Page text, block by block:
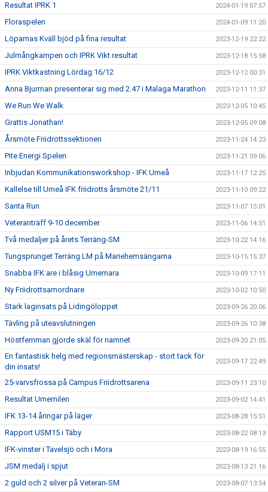
Resultat IPRK 1 2024-01-19 07:57
Floraspelen 2024-01-09 11:20
Löparnas Kväll bjöd på fina resultat 2023-12-19 22:22
Julmångkampen och IPRK Vikt resultat 2023-12-18 15:58
IPRK Viktkastning Lördag 16/12 2023-12-12 00:31
Anna Bjurman presenterar sig med 2.47 i Malaga Marathon 2023-12-11 11:37
We Run We Walk 2023-12-05 10:45
Grattis Jonathan! 2023-12-05 09:08
Årsmöte Friidrottssektionen 2023-11-24 14:23
Pite Energi Spelen 2023-11-21 09:06
Inbjudan Kommunikationsworkshop - IFK Umeå 2023-11-17 12:25
Kallelse till Umeå IFK friidrotts årsmöte 21/11 2023-11-10 09:22
Santa Run 2023-11-07 15:01
Veteranträff 9-10 december 2023-11-06 14:51
Två medaljer på årets Terräng-SM 2023-10-22 14:16
Tungsprunget Terräng LM på Mariehemsängarna 2023-10-15 15:37
Snabba IFK:are i blåsig Umemara 2023-10-09 17:11
Ny Friidrottsamordnare 2023-10-02 10:50
Stark laginsats på Lidingöloppet 2023-09-26 20:06
Tävling på uteavslutningen 2023-09-26 10:38
Höstfemman gjorde skäl för namnet 2023-09-20 21:05
En fantastisk helg med regionsmästerskap - stort tack för
din insats!
2023-09-17 22:49
25-varvsfrossa på Campus Friidrottsarena 2023-09-11 23:10
Resultat Umemilen 2023-09-02 14:41
IFK 13-14 åringar på läger 2023-08-28 15:51
Rapport USM15 i Täby 2023-08-22 08:13
IFK-vinster i Tavelsjö och i Mora 2023-08-19 16:55
JSM medalj i spjut 2023-08-13 21:16
2 guld och 2 silver på Veteran-SM 2023-08-07 13:54